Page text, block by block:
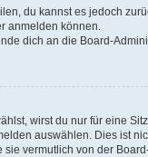
du kannst es jedoch
anmelden können.
dich an die Board-
wirst du nur für eine
auswählen. Dies ist
vermutlich von der